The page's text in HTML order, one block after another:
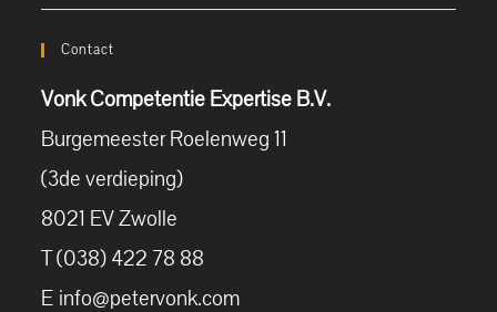
Contact
Vonk Competentie Expertise B.V.
Burgemeester Roelenweg 11
(3de verdieping)
8021 EV Zwolle
T (038) 422 78 88
E info@petervonk.com